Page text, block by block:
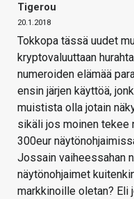
Tigerou
20.1.2018
Tokkopa tässä uudet
kryptovaluuttaan
numeroiden elämää
ensin järjen käyttöä,
muistista olla jotain
sikäli jos moinen tekee
300eur
Jossain vaiheessahan
näytönohjaimet
markkinoille oletan?